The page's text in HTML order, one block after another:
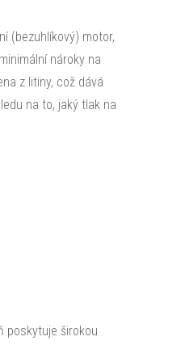
(bezuhlíkový) motor,
nároky na
z litiny, což dává
na to, jaký tlak na
poskytuje širokou